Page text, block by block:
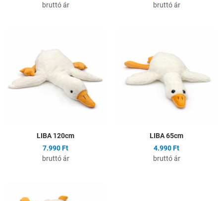
bruttó ár
bruttó ár
Összehasonlítás
Gyors nézet
LIBA 120cm
7.990 Ft
bruttó ár
LIBA 65cm
4.990 Ft
bruttó ár